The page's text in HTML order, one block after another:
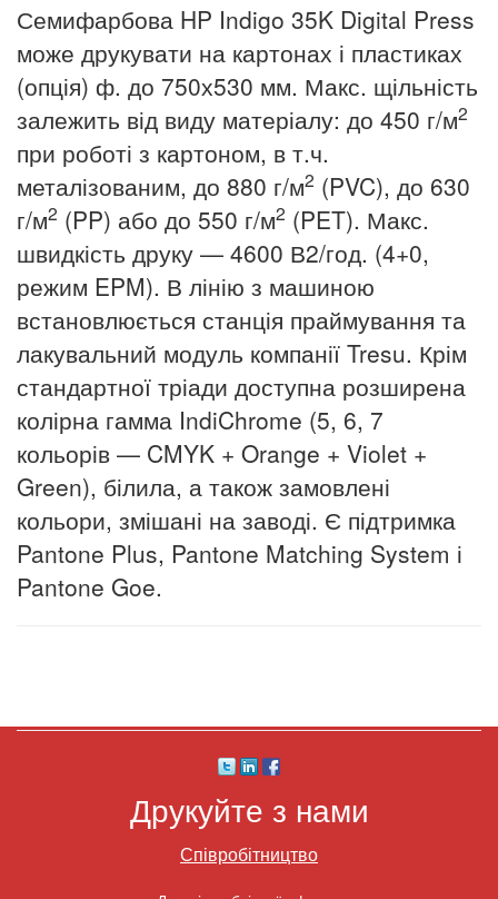
Семифарбова HP Indigo 35K Digital Press
може друкувати на картонах і пластиках
(опція) ф. до 750х530 мм. Макс. щільність
залежить від виду матеріалу: до 450 г/м2
при роботі з картоном, в т.ч.
металізованим, до 880 г/м2 (PVC), до 630
г/м2 (PP) або до 550 г/м2 (PET). Макс.
швидкість друку — 4600 В2/год. (4+0,
режим EPM). В лінію з машиною
встановлюється станція праймування та
лакувальний модуль компанії Tresu. Крім
стандартної тріади доступна розширена
колірна гамма IndiChrome (5, 6, 7
кольорів — CMYK + Orange + Violet +
Green), білила, а також замовлені
кольори, змішані на заводі. Є підтримка
Pantone Plus, Pantone Matching System і
Pantone Goe.
Друкуйте з нами
Співробітництво